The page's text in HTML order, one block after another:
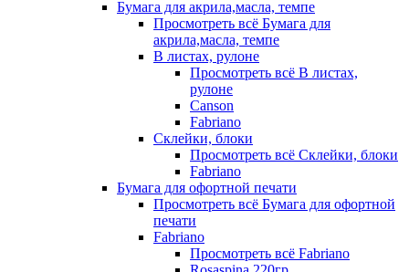
Бумага для акрила,масла, темпе
Просмотреть всё Бумага для
акрила,масла, темпе
В листах, рулоне
Просмотреть всё В листах,
рулоне
Canson
Fabriano
Склейки, блоки
Просмотреть всё Склейки, блоки
Fabriano
Бумага для офортной печати
Просмотреть всё Бумага для офортной
печати
Fabriano
Просмотреть всё Fabriano